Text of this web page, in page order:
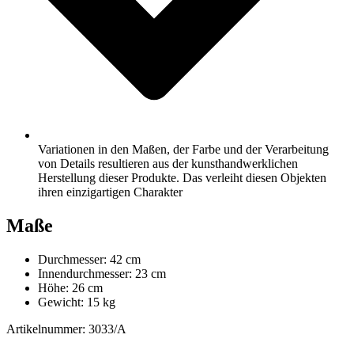
Variationen in den Maßen, der Farbe und der Verarbeitung
von Details resultieren aus der kunsthandwerklichen
Herstellung dieser Produkte. Das verleiht diesen Objekten
ihren einzigartigen Charakter
Maße
Durchmesser: 42 cm
Innendurchmesser: 23 cm
Höhe: 26 cm
Gewicht: 15 kg
Artikelnummer: 3033/A